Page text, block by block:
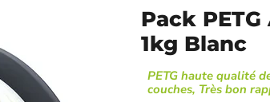
Pack
1kg Blanc
PETG haute qualité
couches, Très bon